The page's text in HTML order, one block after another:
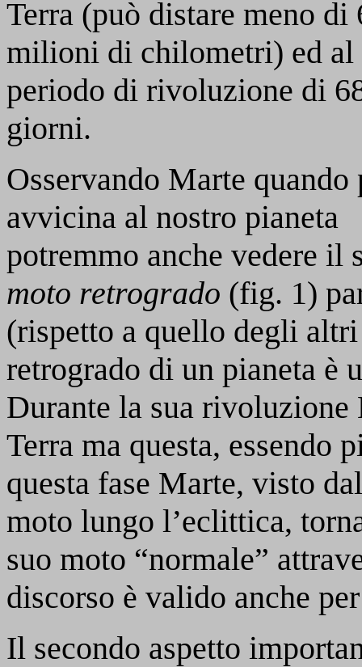
Terra (può distare meno di
milioni di chilometri) ed al
periodo di rivoluzione di
giorni.
Osservando Marte quando
avvicina al nostro pianeta
potremmo anche vedere il
moto retrogrado (fig. 1)
(rispetto a quello degli
retrogrado di un pianeta è
Durante la sua
Terra ma questa, essendo
questa fase Marte, visto
moto lungo l’eclittica,
suo moto “normale”
discorso è valido anche
Il secondo aspetto